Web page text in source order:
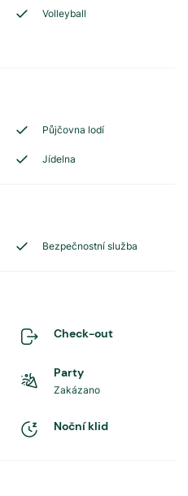
Volleyball
Půjčovna lodí
Jídelna
Bezpečnostní služba
Check-out
Party
Zakázano
Noční klid